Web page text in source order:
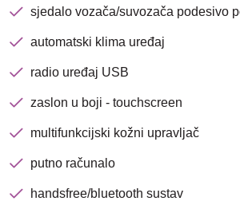
sjedalo vozača/suvozača podesivo
automatski klima uređaj
radio uređaj USB
zaslon u boji - touchscreen
multifunkcijski kožni upravljač
putno računalo
handsfree/bluetooth sustav
Brza pretraga